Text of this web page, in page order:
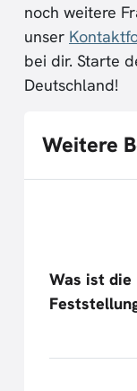
noch weitere
unser
bei dir. Starte
Deutschland!
Weitere
Was ist die